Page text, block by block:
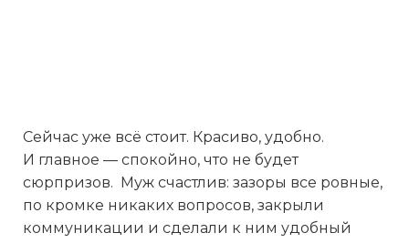
Сейчас уже всё стоит. Красиво, удобно.
И главное — спокойно, что не будет
сюрпризов. Муж счастлив: зазоры все ровные,
по кромке никаких вопросов, закрыли
коммуникации и сделали к ним удобный